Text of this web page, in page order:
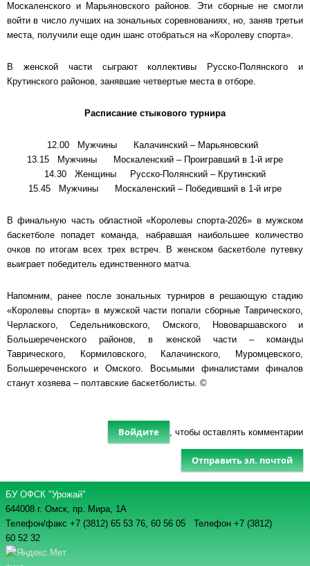
Москаленского и Марьяновского районов. Эти сборные не смогли
войти в число лучших на зональных соревнованиях, но, заняв третьи
места, получили еще один шанс отобраться на «Королеву спорта».
В женской части сыграют коллективы Русско-Полянского и
Крутинского районов, занявшие четвертые места в отборе.
Расписание стыкового турнира
12.00 Мужчины Калачинский – Марьяновский
13.15 Мужчины Москаленский – Проигравший в 1-й игре
14.30 Женщины Русско-Полянский – Крутинский
15.45 Мужчины Москаленский – Победивший в 1-й игре
В финальную часть областной «Королевы спорта-2026» в мужском
баскетболе попадет команда, набравшая наибольшее количество
очков по итогам всех трех встреч. В женском баскетболе путевку
выиграет победитель единственного матча.
Напомним, ранее после зональных турниров в решающую стадию
«Королевы спорта» в мужской части попали сборные Таврического,
Черлаского, Седельниковского, Омского, Нововаршавского и
Большереченского районов, в женской части – команды
Таврического, Кормиловского, Калачинского, Муромцевского,
Большереченского и Омского. Восьмыми финалистами финалов
станут хозяева – полтавские баскетболисты. ©
Войдите , чтобы оставлять комментарии
Отправить эл. почтой
БУ ОФСК "Урожай"
644008 г. Омск, пр. Мира, 1А
Телефон/факс +7 (3812) 65 53 76, 60 56 05 Телефон +7 (3812)
60 52 32